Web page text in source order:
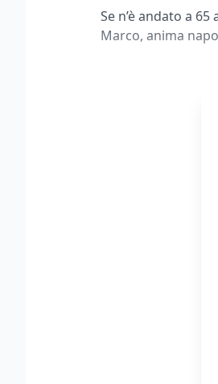
Se n’è andato a
Marco, anima